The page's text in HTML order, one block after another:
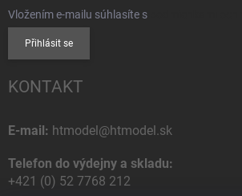
Vložením e-mailu súhlasíte s
Přihlásit se
KONTAKT
E-mail: htmodel@htmodel.sk
Telefon do výdejny a skladu:
+421 (0) 52 7768 212